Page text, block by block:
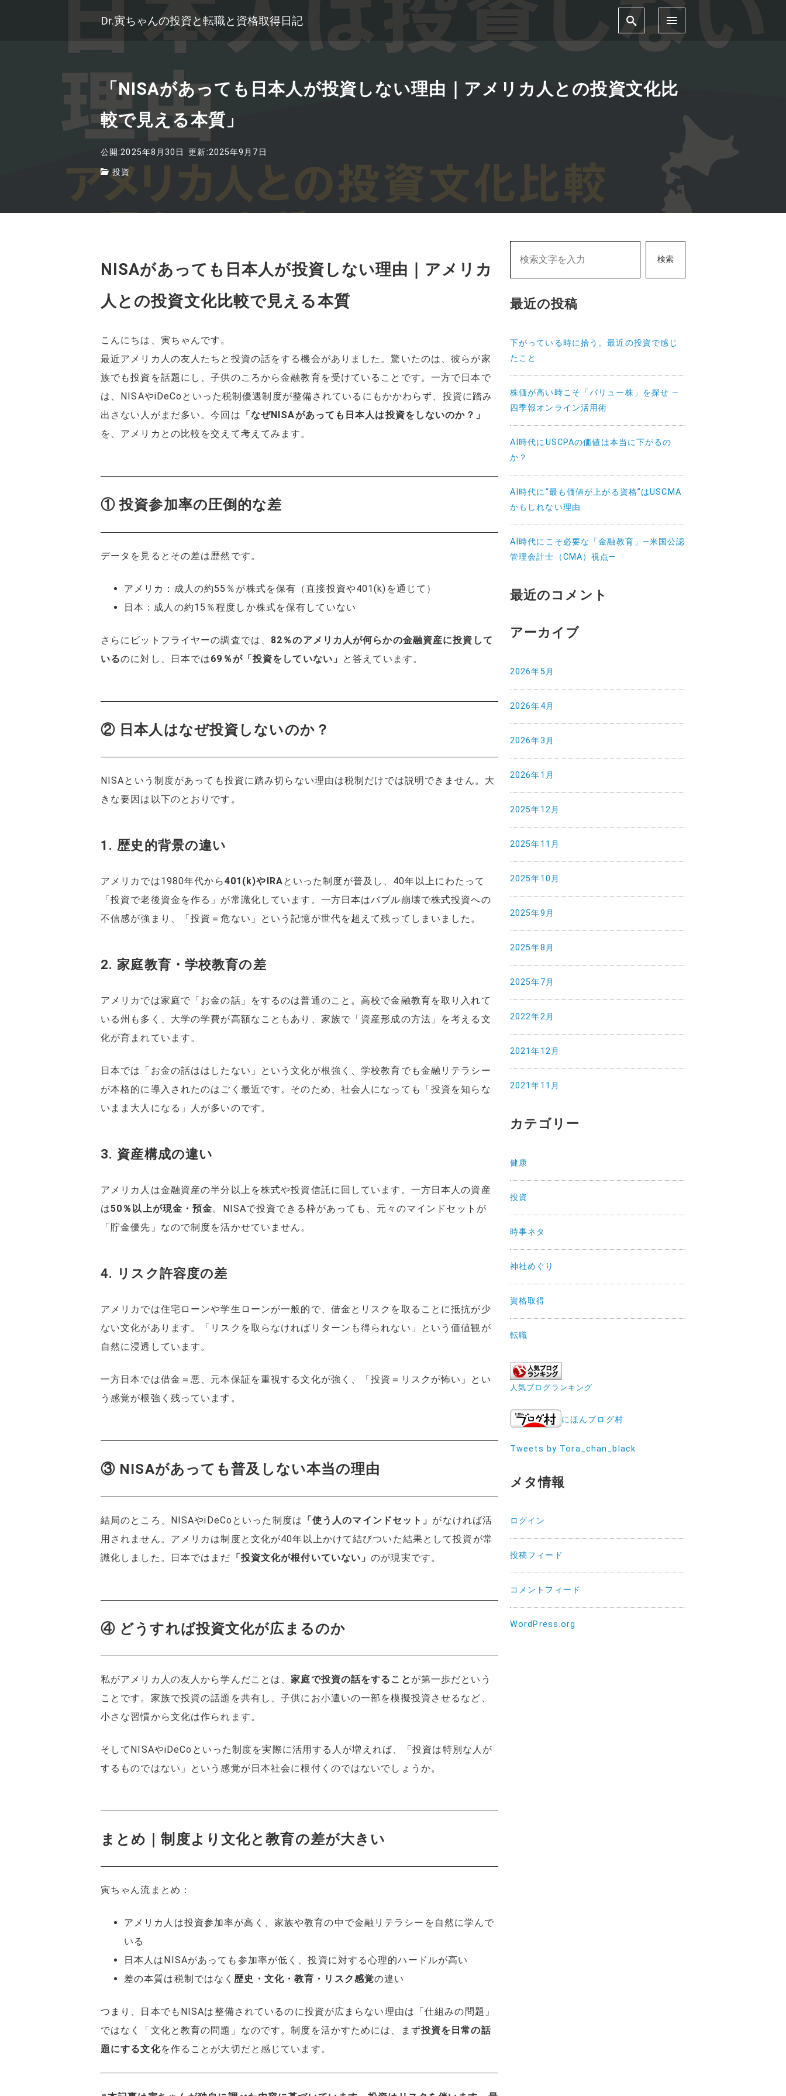
Dr.寅ちゃんの投資と転職と資格取得日記
「NISAがあっても日本人が投資しない理由｜アメリカ人との投資文化比
較で見える本質」
公開:2025年8月30日
更新:2025年9月7日
投資
NISAがあっても日本人が投資しない理由｜アメリカ
人との投資文化比較で見える本質
こんにちは、寅ちゃんです。
最近アメリカ人の友人たちと投資の話をする機会がありました。驚いたのは、彼らが家
族でも投資を話題にし、子供のころから金融教育を受けていることです。一方で日本で
は、NISAやiDeCoといった税制優遇制度が整備されているにもかかわらず、投資に踏み
出さない人がまだ多い。今回は 「なぜNISAがあっても日本人は投資をしないのか？」
を、アメリカとの比較を交えて考えてみます。
① 投資参加率の圧倒的な差
データを見るとその差は歴然です。
アメリカ：成人の約55％が株式を保有（直接投資や401(k)を通じて）
日本：成人の約15％程度しか株式を保有していない
さらにビットフライヤーの調査では、 82％のアメリカ人が何らかの金融資産に投資して
いるのに対し、日本では69％が「投資をしていない」 と答えています。
② 日本人はなぜ投資しないのか？
NISAという制度があっても投資に踏み切らない理由は税制だけでは説明できません。大
きな要因は以下のとおりです。
1. 歴史的背景の違い
アメリカでは1980年代から401(k)やIRAといった制度が普及し、40年以上にわたって
「投資で老後資金を作る」が常識化しています。一方日本はバブル崩壊で株式投資への
不信感が強まり、「投資＝危ない」という記憶が世代を超えて残ってしまいました。
2. 家庭教育・学校教育の差
アメリカでは家庭で「お金の話」をするのは普通のこと。高校で金融教育を取り入れて
いる州も多く、大学の学費が高額なこともあり、家族で「資産形成の方法」を考える文
化が育まれています。
日本では「お金の話ははしたない」という文化が根強く、学校教育でも金融リテラシー
が本格的に導入されたのはごく最近です。そのため、社会人になっても「投資を知らな
いまま大人になる」人が多いのです。
3. 資産構成の違い
アメリカ人は金融資産の半分以上を株式や投資信託に回しています。一方日本人の資産
は50％以上が現金・預金。NISAで投資できる枠があっても、元々のマインドセットが
「貯金優先」なので制度を活かせていません。
4. リスク許容度の差
アメリカでは住宅ローンや学生ローンが一般的で、借金とリスクを取ることに抵抗が少
ない文化があります。「リスクを取らなければリターンも得られない」という価値観が
自然に浸透しています。
一方日本では借金＝悪、元本保証を重視する文化が強く、「投資＝リスクが怖い」とい
う感覚が根強く残っています。
③ NISAがあっても普及しない本当の理由
結局のところ、NISAやiDeCoといった制度は 「使う人のマインドセット」 がなければ活
用されません。アメリカは制度と文化が40年以上かけて結びついた結果として投資が常
識化しました。日本ではまだ 「投資文化が根付いていない」のが現実です。
④ どうすれば投資文化が広まるのか
私がアメリカ人の友人から学んだことは、家庭で投資の話をすること が第一歩だという
ことです。家族で投資の話題を共有し、子供にお小遣いの一部を模擬投資させるなど、
小さな習慣から文化は作られます。
そしてNISAやiDeCoといった制度を実際に活用する人が増えれば、「投資は特別な人が
するものではない」という感覚が日本社会に根付くのではないでしょうか。
まとめ｜制度より文化と教育の差が大きい
寅ちゃん流まとめ：
アメリカ人は投資参加率が高く、家族や教育の中で金融リテラシーを自然に学んで
いる
日本人はNISAがあっても参加率が低く、投資に対する心理的ハードルが高い
差の本質は税制ではなく歴史・文化・教育・リスク感覚の違い
つまり、日本でもNISAは整備されているのに投資が広まらない理由は「仕組みの問題」
ではなく「文化と教育の問題」なのです。制度を活かすためには、まず投資を日常の話
題にする文化を作ることが大切だと感じています。
検索
最近の投稿
下がっている時に拾う。最近の投資で感じ
たこと
株価が高い時こそ「バリュー株」を探せ —
四季報オンライン活用術
AI時代にUSCPAの価値は本当に下がるの
か？
AI時代に“最も価値が上がる資格”はUSCMA
かもしれない理由
AI時代にこそ必要な「金融教育」—米国公認
管理会計士（CMA）視点—
最近のコメント
アーカイブ
2026年5月
2026年4月
2026年3月
2026年1月
2025年12月
2025年11月
2025年10月
2025年9月
2025年8月
2025年7月
2022年2月
2021年12月
2021年11月
カテゴリー
健康
投資
時事ネタ
神社めぐり
資格取得
転職
人気ブログランキング
にほんブログ村
Tweets by Tora_chan_black
メタ情報
ログイン
投稿フィード
コメントフィード
WordPress.org